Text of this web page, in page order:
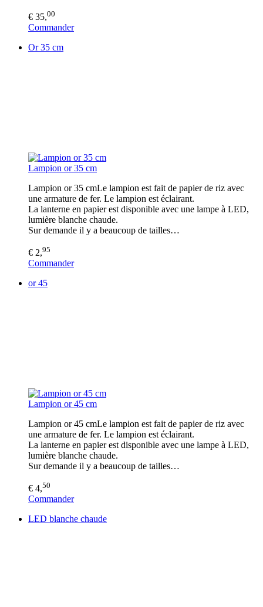
€ 35,00
Commander
Or 35 cm
Lampion or 35 cm
Lampion or 35 cmLe lampion est fait de papier de riz avec
une armature de fer. Le lampion est éclairant.
La lanterne en papier est disponible avec une lampe à LED,
lumière blanche chaude.
Sur demande il y a beaucoup de tailles…
€ 2,95
Commander
or 45
Lampion or 45 cm
Lampion or 45 cmLe lampion est fait de papier de riz avec
une armature de fer. Le lampion est éclairant.
La lanterne en papier est disponible avec une lampe à LED,
lumière blanche chaude.
Sur demande il y a beaucoup de tailles…
€ 4,50
Commander
LED blanche chaude